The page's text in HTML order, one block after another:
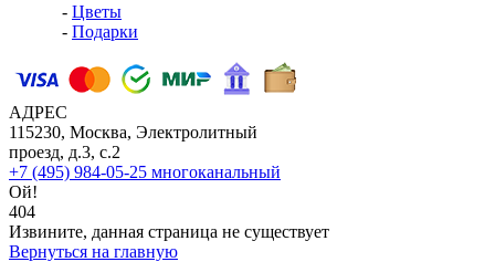
- Цветы
- Подарки
АДРЕС
115230, Москва, Электролитный
проезд, д.3, с.2
+7 (495) 984-05-25 многоканальный
Ой!
404
Извините, данная страница не существует
Вернуться на главную